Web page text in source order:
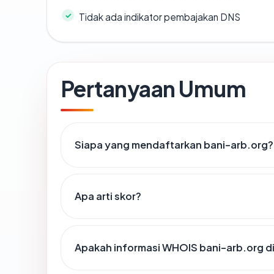
Tidak ada indikator pembajakan DNS
Pertanyaan Umum
Siapa yang mendaftarkan bani-arb.org?
Apa arti skor?
Apakah informasi WHOIS bani-arb.org